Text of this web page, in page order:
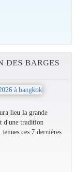
DES BARGES
lieu la grande
d'une tradition
ces 7 dernières